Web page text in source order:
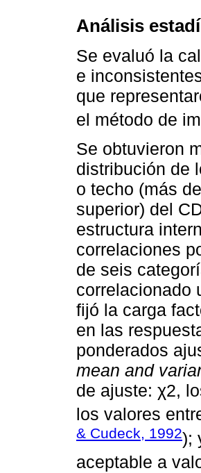
Análisis
Se evaluó la
e
que
el método de
Se obtuvieron
distribución de
o techo (más
superior) del
estructura
correlaciones
de seis
correlacionado
fijó la carga
en las
ponderados
mean and
de ajuste: χ2,
los valores
& Cudeck, 1992);
aceptable a